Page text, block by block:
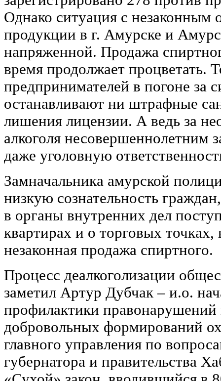
Однако ситуация с незаконным
продукции в г. Амурске и
напряженной. Продажа
время продолжает процветать.
предпринимателей в погоне за
останавливают ни штрафные
лишения лицензии. А ведь за
алкоголя несовершеннолетним
даже уголовную
Замначальника амурской
низкую сознательность
в органы внутренних дел
квартирах и о торговых точках,
незаконная продажа спиртного.
Процесс деалкоголизации
заметил Артур Дубчак – и.о.
профилактики правонарушений
добровольных формирований
главного управления по
губернатора и правительства